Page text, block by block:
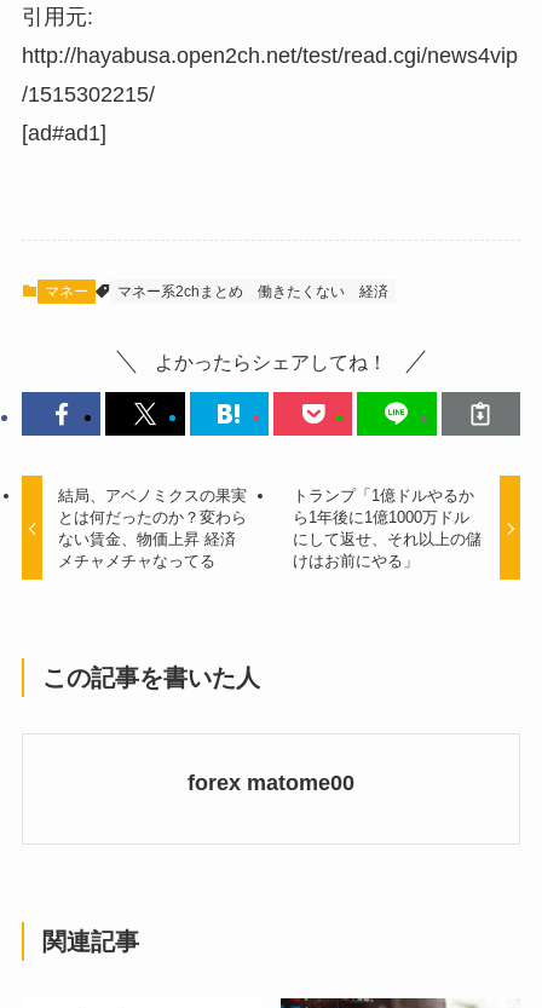
引用元:
http://hayabusa.open2ch.net/test/read.cgi/news4vip
/1515302215/
[ad#ad1]
マネー マネー系2chまとめ 働きたくない 経済
よかったらシェアしてね！
結局、アベノミクスの果実
とは何だったのか？変わら
ない賃金、物価上昇 経済
メチャメチャなってる
トランプ「1億ドルやるか
ら1年後に1億1000万ドル
にして返せ、それ以上の儲
けはお前にやる」
この記事を書いた人
forex matome00
関連記事